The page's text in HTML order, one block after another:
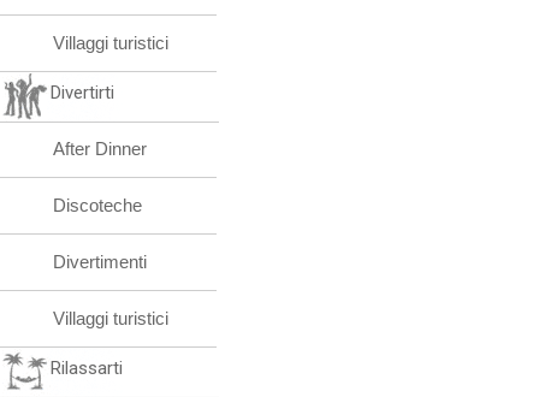
Villaggi turistici
Divertirti
After Dinner
Discoteche
Divertimenti
Villaggi turistici
Rilassarti